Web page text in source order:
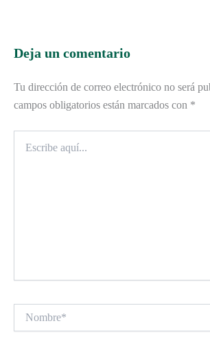
Deja un comentario
Tu dirección de correo electrónico no será
campos obligatorios están marcados con *
aquí...